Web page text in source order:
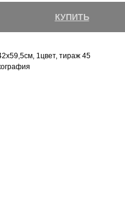
КУПИТЬ
1цвет, тираж 45